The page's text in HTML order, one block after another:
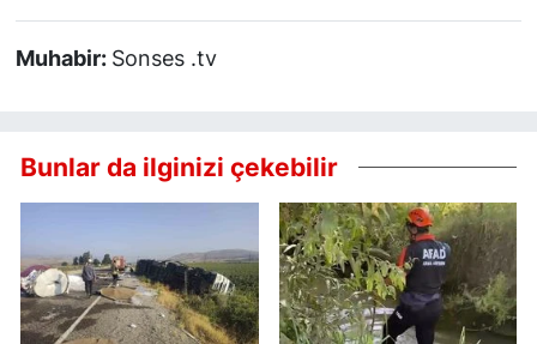
Muhabir: Sonses .tv
Bunlar da ilginizi çekebilir